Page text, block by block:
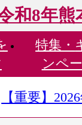
和8年
特集・
ンペ
【重要】